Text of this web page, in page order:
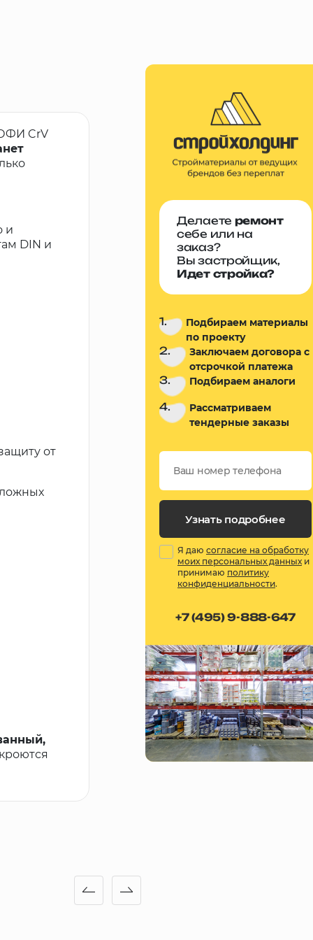
CrV
и
DIN и
от
Делаете ремонт
себе или на
заказ?
Вы застройщик,
Идет стройка?
1.
Подбираем материалы
по проекту
2.
Заключаем договора с
отсрочкой платежа
3. Подбираем аналоги
4.
Рассматриваем
тендерные заказы
Узнать подробнее
Я даю согласие на обработку
моих персональных данных и
принимаю политику
конфиденциальности.
+7 (495) 9-888-647